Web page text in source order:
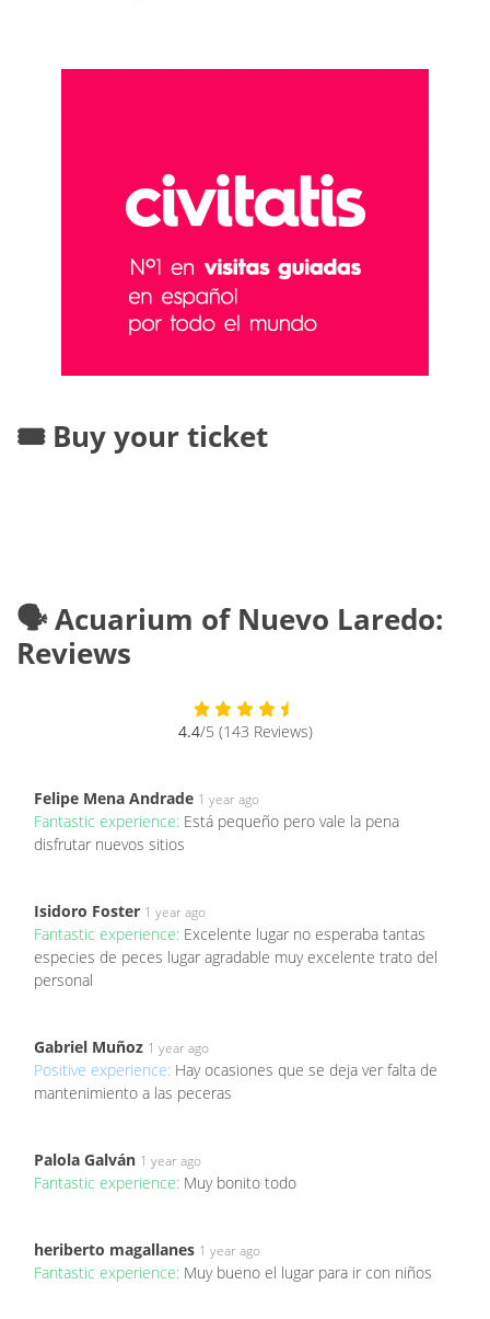
🎟️ Buy your ticket
🗣️ Acuarium of Nuevo Laredo:
Reviews
4.4/5 (143 Reviews)
Felipe Mena Andrade 1 year ago
Fantastic experience: Está pequeño pero vale la pena
disfrutar nuevos sitios
Isidoro Foster 1 year ago
Fantastic experience: Excelente lugar no esperaba tantas
especies de peces lugar agradable muy excelente trato del
personal
Gabriel Muñoz 1 year ago
Positive experience: Hay ocasiones que se deja ver falta de
mantenimiento a las peceras
Palola Galván 1 year ago
Fantastic experience: Muy bonito todo
heriberto magallanes 1 year ago
Fantastic experience: Muy bueno el lugar para ir con niños